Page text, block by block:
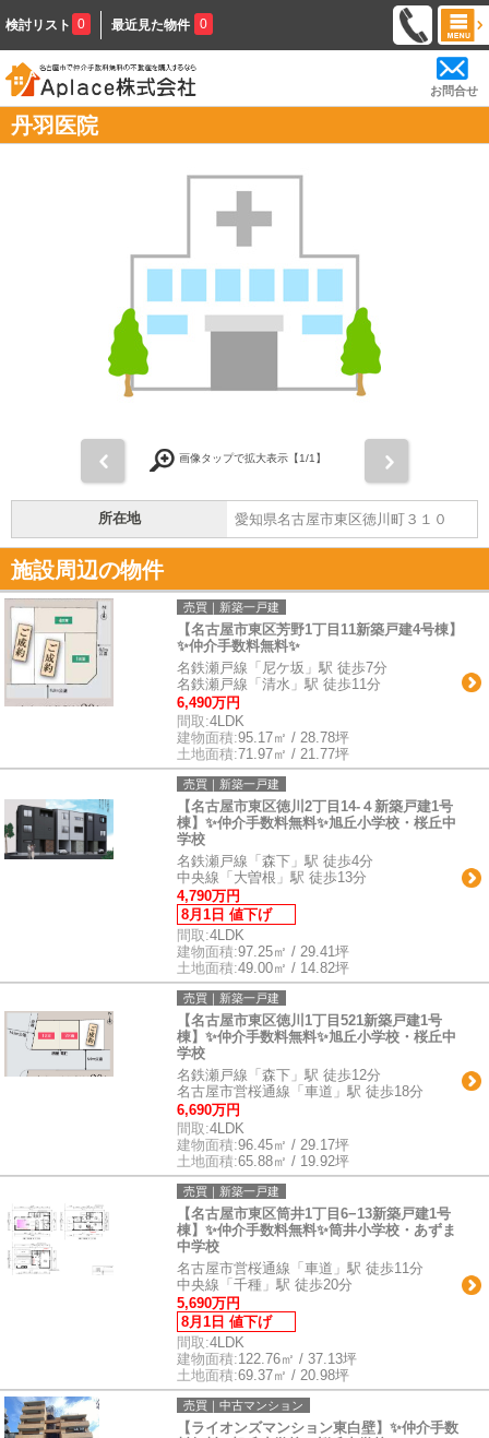
検討リスト 0 最近見た物件 0
お問合せ
丹羽医院
画像タップで拡大表示【1/1】
所在地 愛知県名古屋市東区徳川町３１０
施設周辺の物件
売買｜新築一戸建
【名古屋市東区芳野1丁目11新築戸建4号棟】
✨️仲介手数料無料✨️
名鉄瀬戸線「尼ケ坂」駅 徒歩7分
名鉄瀬戸線「清水」駅 徒歩11分
6,490万円
間取:4LDK
建物面積:95.17㎡ / 28.78坪
土地面積:71.97㎡ / 21.77坪
売買｜新築一戸建
【名古屋市東区徳川2丁目14-４新築戸建1号
棟】✨️仲介手数料無料✨️旭丘小学校・桜丘中
学校
名鉄瀬戸線「森下」駅 徒歩4分
中央線「大曽根」駅 徒歩13分
4,790万円
8月1日 値下げ
間取:4LDK
建物面積:97.25㎡ / 29.41坪
土地面積:49.00㎡ / 14.82坪
売買｜新築一戸建
【名古屋市東区徳川1丁目521新築戸建1号
棟】✨️仲介手数料無料✨️旭丘小学校・桜丘中
学校
名鉄瀬戸線「森下」駅 徒歩12分
名古屋市営桜通線「車道」駅 徒歩18分
6,690万円
間取:4LDK
建物面積:96.45㎡ / 29.17坪
土地面積:65.88㎡ / 19.92坪
売買｜新築一戸建
【名古屋市東区筒井1丁目6−13新築戸建1号
棟】✨️仲介手数料無料✨️筒井小学校・あずま
中学校
名古屋市営桜通線「車道」駅 徒歩11分
中央線「千種」駅 徒歩20分
5,690万円
8月1日 値下げ
間取:4LDK
建物面積:122.76㎡ / 37.13坪
土地面積:69.37㎡ / 20.98坪
売買｜中古マンション
【ライオンズマンション東白壁】✨️仲介手数